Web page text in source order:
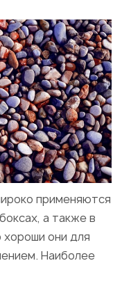
применяются
а также в
они для
Наиболее